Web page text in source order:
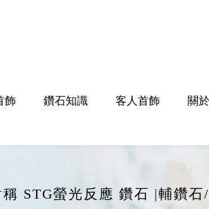
飾 鑽石知識 客人首飾 關
STG螢光反應 鑽石 |輔鑽